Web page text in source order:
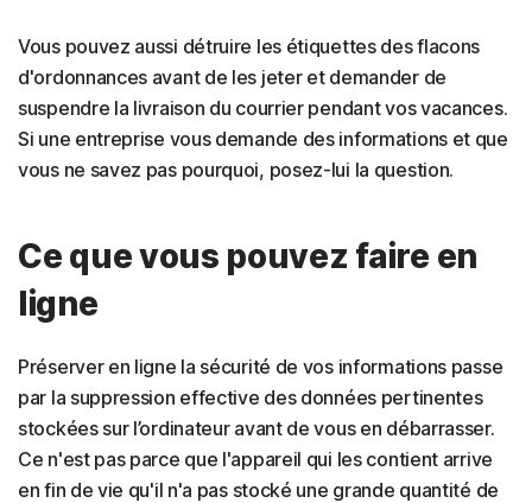
Vous pouvez aussi détruire les étiquettes des flacons
d'ordonnances avant de les jeter et demander de
suspendre la livraison du courrier pendant vos vacances.
Si une entreprise vous demande des informations et que
vous ne savez pas pourquoi, posez-lui la question.
Ce que vous pouvez faire en
ligne
Préserver en ligne la sécurité de vos informations passe
par la suppression effective des données pertinentes
stockées sur l’ordinateur avant de vous en débarrasser.
Ce n'est pas parce que l'appareil qui les contient arrive
en fin de vie qu'il n'a pas stocké une grande quantité de